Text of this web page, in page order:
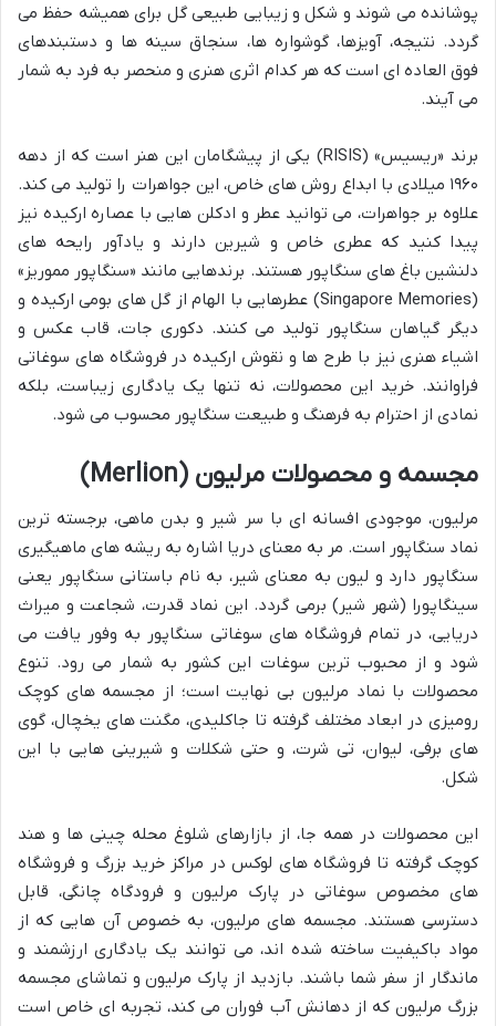
پوشانده می شوند و شکل و زیبایی طبیعی گل برای همیشه حفظ می
گردد. نتیجه، آویزها، گوشواره ها، سنجاق سینه ها و دستبندهای
فوق العاده ای است که هر کدام اثری هنری و منحصر به فرد به شمار
می آیند.
برند «ریسیس» (RISIS) یکی از پیشگامان این هنر است که از دهه
۱۹۶۰ میلادی با ابداع روش های خاص، این جواهرات را تولید می کند.
علاوه بر جواهرات، می توانید عطر و ادکلن هایی با عصاره ارکیده نیز
پیدا کنید که عطری خاص و شیرین دارند و یادآور رایحه های
دلنشین باغ های سنگاپور هستند. برندهایی مانند «سنگاپور مموریز»
(Singapore Memories) عطرهایی با الهام از گل های بومی ارکیده و
دیگر گیاهان سنگاپور تولید می کنند. دکوری جات، قاب عکس و
اشیاء هنری نیز با طرح ها و نقوش ارکیده در فروشگاه های سوغاتی
فراوانند. خرید این محصولات، نه تنها یک یادگاری زیباست، بلکه
نمادی از احترام به فرهنگ و طبیعت سنگاپور محسوب می شود.
مجسمه و محصولات مرلیون (Merlion)
مرلیون، موجودی افسانه ای با سر شیر و بدن ماهی، برجسته ترین
نماد سنگاپور است. مر به معنای دریا اشاره به ریشه های ماهیگیری
سنگاپور دارد و لیون به معنای شیر، به نام باستانی سنگاپور یعنی
سینگاپورا (شهر شیر) برمی گردد. این نماد قدرت، شجاعت و میراث
دریایی، در تمام فروشگاه های سوغاتی سنگاپور به وفور یافت می
شود و از محبوب ترین سوغات این کشور به شمار می رود. تنوع
محصولات با نماد مرلیون بی نهایت است؛ از مجسمه های کوچک
رومیزی در ابعاد مختلف گرفته تا جاکلیدی، مگنت های یخچال، گوی
های برفی، لیوان، تی شرت، و حتی شکلات و شیرینی هایی با این
شکل.
این محصولات در همه جا، از بازارهای شلوغ محله چینی ها و هند
کوچک گرفته تا فروشگاه های لوکس در مراکز خرید بزرگ و فروشگاه
های مخصوص سوغاتی در پارک مرلیون و فرودگاه چانگی، قابل
دسترسی هستند. مجسمه های مرلیون، به خصوص آن هایی که از
مواد باکیفیت ساخته شده اند، می توانند یک یادگاری ارزشمند و
ماندگار از سفر شما باشند. بازدید از پارک مرلیون و تماشای مجسمه
بزرگ مرلیون که از دهانش آب فوران می کند، تجربه ای خاص است